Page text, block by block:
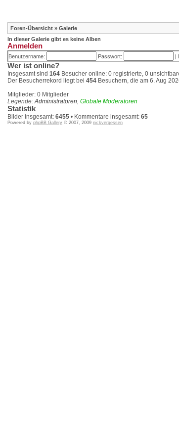
Foren-Übersicht » Galerie
In dieser Galerie gibt es keine Alben
Anmelden
Benutzername: Passwort: |
Wer ist online?
Insgesamt sind 164 Besucher online: 0 registrierte, 0
Der Besucherrekord liegt bei 454 Besuchern, die am 6. Aug
Mitglieder: 0 Mitglieder
Legende:Administratoren, Globale Moderatoren
Statistik
Bilder insgesamt: 6455 • Kommentare insgesamt: 65
Powered by phpBB Gallery © 2007, 2009 nickvergessen